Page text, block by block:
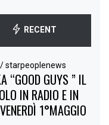
RECENT
/ starpeoplenews
“GOOD GUYS ” IL
IN RADIO E IN
1°MAGGIO